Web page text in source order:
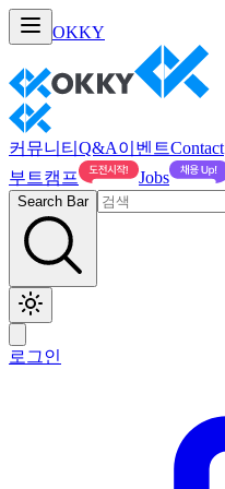
OKKY
커뮤니티 Q&A이벤트Contact
부트캠프
Jobs
Search Bar
로그인